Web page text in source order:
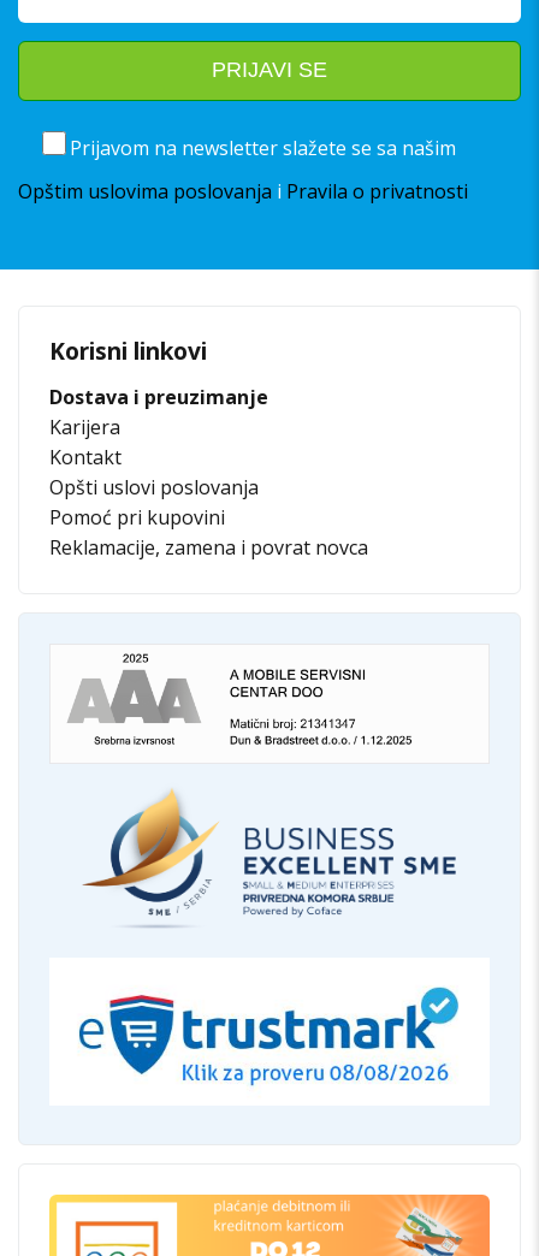
Prijavom na newsletter slažete se sa našim
Opštim uslovima poslovanja i Pravila o privatnosti
Korisni linkovi
Dostava i preuzimanje
Karijera
Kontakt
Opšti uslovi poslovanja
Pomoć pri kupovini
Reklamacije, zamena i povrat novca